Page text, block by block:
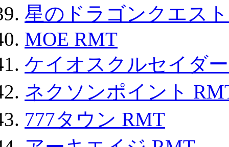
星のドラゴンクエス
MOE RMT
ケイオスクルセイダ
ネクソンポイント
777タウン RMT